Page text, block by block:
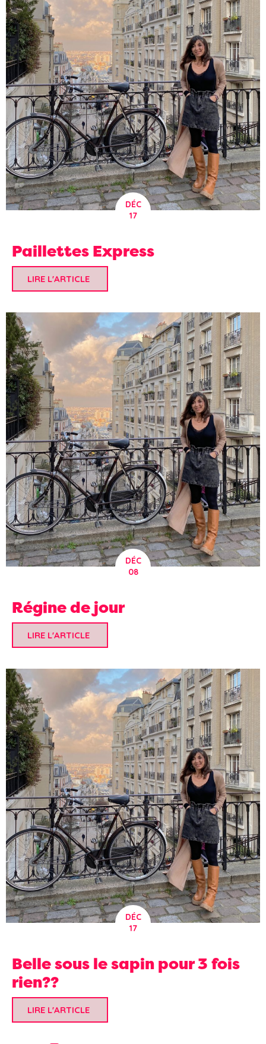
DÉC
17
Paillettes Express
LIRE L'ARTICLE
DÉC
08
Régine de jour
LIRE L'ARTICLE
DÉC
17
Belle sous le sapin pour 3 fois
rien??
LIRE L'ARTICLE